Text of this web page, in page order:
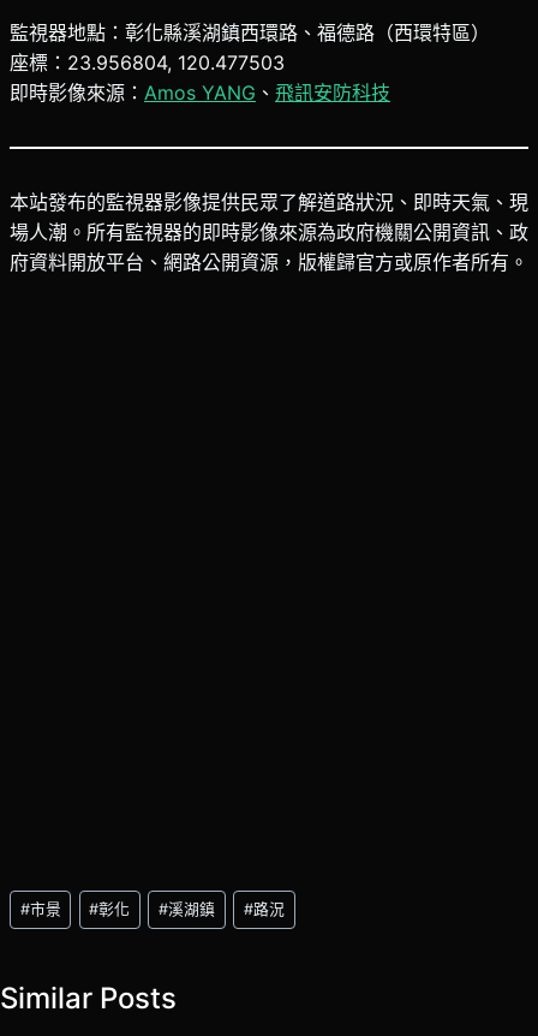
監視器地點：彰化縣溪湖鎮西環路、福德路（西環特區）
座標：23.956804, 120.477503
即時影像來源： Amos YANG 、 飛訊安防科技
本站發布的監視器影像提供民眾了解道路狀況、即時天氣、現
場人潮。所有監視器的即時影像來源為政府機關公開資訊、政
府資料開放平台、網路公開資源，版權歸官方或原作者所有。
Post
Tags:
#市景 #彰化 #溪湖鎮 #路況
Similar Posts